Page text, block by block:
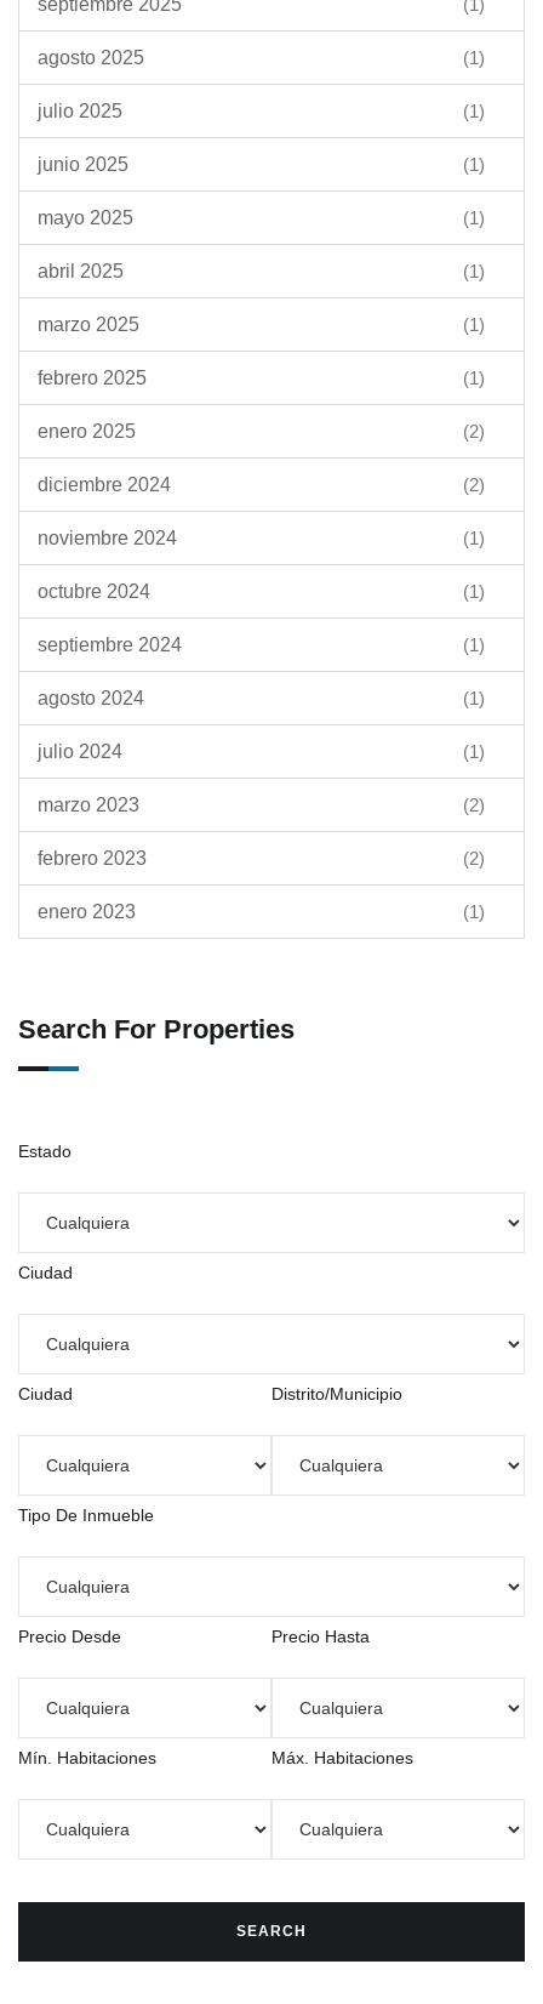
agosto 2025 (1)
julio 2025 (1)
junio 2025 (1)
mayo 2025 (1)
abril 2025 (1)
marzo 2025 (1)
febrero 2025 (1)
enero 2025 (2)
diciembre 2024 (2)
noviembre 2024 (1)
octubre 2024 (1)
septiembre 2024 (1)
agosto 2024 (1)
julio 2024 (1)
marzo 2023 (2)
febrero 2023 (2)
enero 2023 (1)
Search For Properties
Estado
Ciudad
Ciudad Distrito/Municipio
Tipo De Inmueble
Precio Desde Precio Hasta
Mín. Habitaciones Máx. Habitaciones